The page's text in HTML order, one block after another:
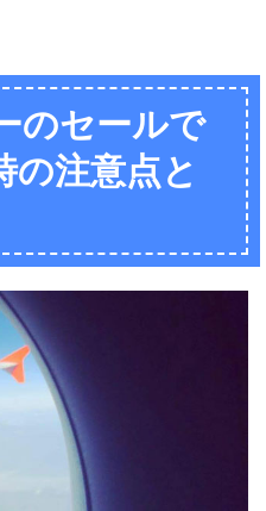
のセールで
の注意点と